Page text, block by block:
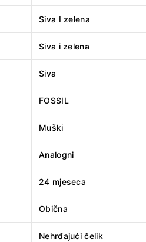
Siva I zelena
Siva i zelena
Siva
FOSSIL
Muški
Analogni
24 mjeseca
Obična
Nehrđajući čelik